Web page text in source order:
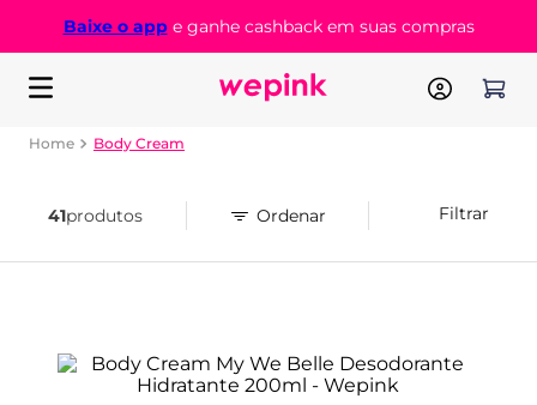
Baixe o appe ganhe cashback em suas compras
Body Cream
41produtos Filtrar